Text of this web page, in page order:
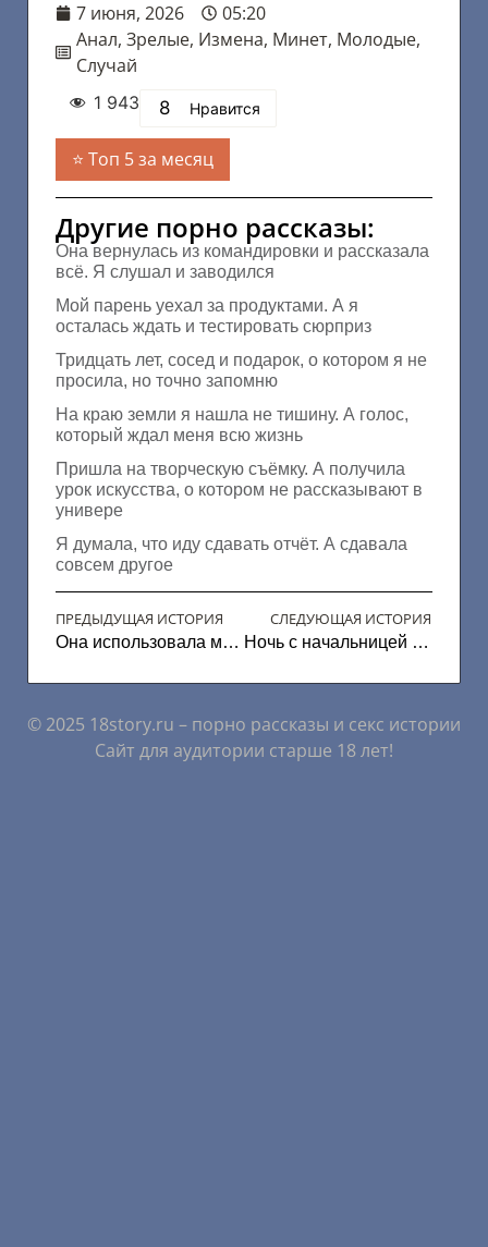
7 июня, 2026
05:20
Анал, Зрелые, Измена, Минет, Молодые,
Случай
1 943 8 Нравится
Топ 5 за месяц
Другие порно рассказы:
Она вернулась из командировки и рассказала
всё. Я слушал и заводился
Мой парень уехал за продуктами. А я
осталась ждать и тестировать сюрприз
Тридцать лет, сосед и подарок, о котором я не
просила, но точно запомню
На краю земли я нашла не тишину. А голос,
который ждал меня всю жизнь
Пришла на творческую съёмку. А получила
урок искусства, о котором не рассказывают в
универе
Я думала, что иду сдавать отчёт. А сдавала
совсем другое
ПРЕДЫДУЩАЯ ИСТОРИЯ
Она использовала меня всю ночь
СЛЕДУЮЩАЯ ИСТОРИЯ
Ночь с начальницей в серверной — откровенный рассказ
© 2025 18story.ru – порно рассказы и секс истории
Сайт для аудитории старше 18 лет!